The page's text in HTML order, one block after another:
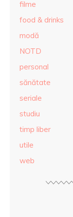
filme
food & drinks
modă
NOTD
personal
sănătate
seriale
studiu
timp liber
utile
web